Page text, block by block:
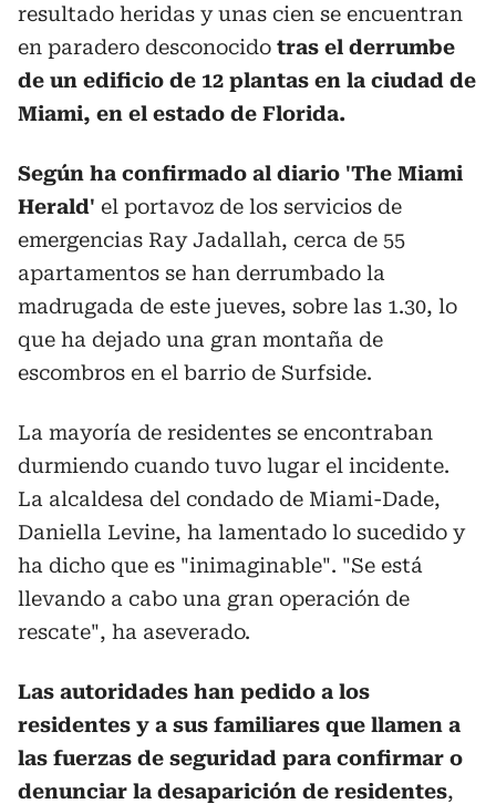
resultado heridas y unas cien se encuentran
en paradero desconocido tras el derrumbe
de un edificio de 12 plantas en la ciudad de
Miami, en el estado de Florida.
Según ha confirmado al diario 'The Miami
Herald' el portavoz de los servicios de
emergencias Ray Jadallah, cerca de 55
apartamentos se han derrumbado la
madrugada de este jueves, sobre las 1.30, lo
que ha dejado una gran montaña de
escombros en el barrio de Surfside.
La mayoría de residentes se encontraban
durmiendo cuando tuvo lugar el incidente.
La alcaldesa del condado de Miami-Dade,
Daniella Levine, ha lamentado lo sucedido y
ha dicho que es "inimaginable". "Se está
llevando a cabo una gran operación de
rescate", ha aseverado.
Las autoridades han pedido a los
residentes y a sus familiares que llamen a
las fuerzas de seguridad para confirmar o
denunciar la desaparición de residentes,